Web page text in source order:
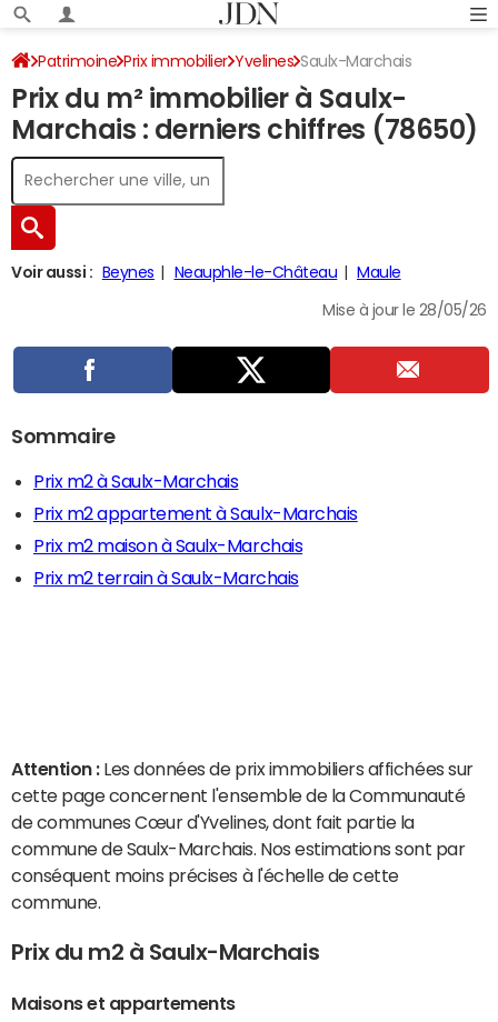
Patrimoine Prix immobilier Yvelines Saulx-Marchais
Prix du m² immobilier à Saulx-
Marchais : derniers chiffres (78650)
Voir aussi : Beynes Neauphle-le-Château Maule
Mise à jour le 28/05/26
Sommaire
Prix m2 à Saulx-Marchais
Prix m2 appartement à Saulx-Marchais
Prix m2 maison à Saulx-Marchais
Prix m2 terrain à Saulx-Marchais
Attention : Les données de prix immobiliers affichées sur
cette page concernent l'ensemble de la Communauté
de communes Cœur d'Yvelines, dont fait partie la
commune de Saulx-Marchais. Nos estimations sont par
conséquent moins précises à l'échelle de cette
commune.
Prix du m2 à Saulx-Marchais
Maisons et appartements